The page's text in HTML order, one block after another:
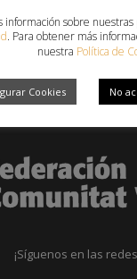
¡Síguenos en las
información sobre
. Para obtener más
nuestra Política de
Cookies No